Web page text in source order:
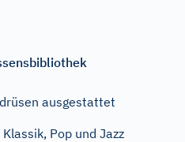
ausgestattet
Pop und Jazz